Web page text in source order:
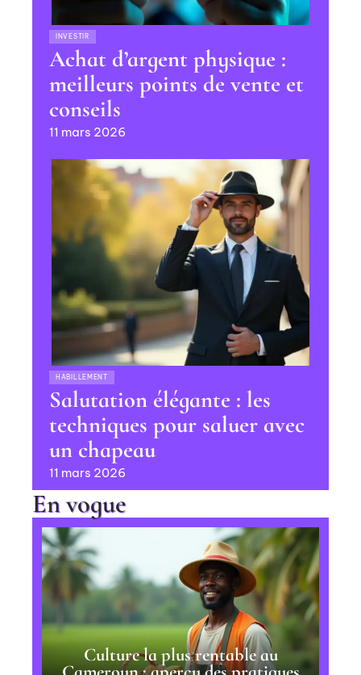
INVESTIR
Achat d’argent physique :
meilleurs points de vente et
conseils
11 mars 2026
HABILLEMENT
Salutation élégante : les
techniques pour saluer avec
un chapeau
11 mars 2026
En vogue
Culture la plus rentable au